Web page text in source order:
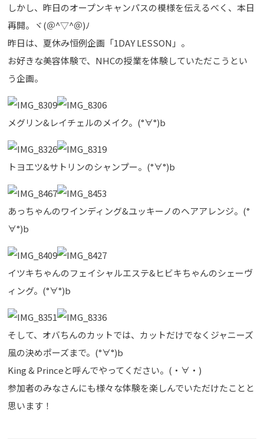
しかし、昨日のオープンキャンパスの模様を伝えるべく、本日
再開。ヾ(＠^▽^＠)ﾉ
昨日は、夏休み恒例企画「1DAY LESSON」。
お好きな美容体験で、NHCの授業を体験していただこうとい
う企画。
メグリン&レイチェルのメイク。(°∀°)b
トヨエツ&サトリンのシャンプー。(°∀°)b
あっちゃんのワインディング&ユッキーノのヘアアレンジ。(°
∀°)b
イツキちゃんのフェイシャルエステ&ヒビキちゃんのシェーヴ
ィング。(°∀°)b
そして、オバちんのカットでは、カットだけでなくジャニーズ
風の決めポーズまで。(°∀°)b
King & Princeと呼んでやってください。(・∀・)
参加者のみなさんにも様々な体験を楽しんでいただけたことと
思います！